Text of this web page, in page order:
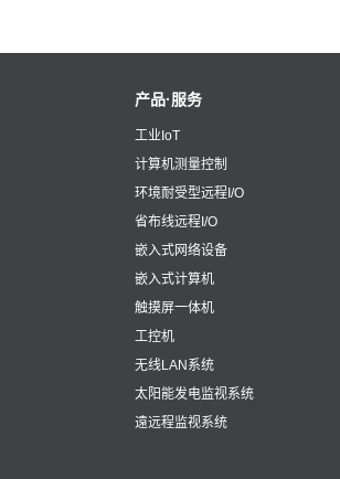
产品·服务
工业IoT
计算机测量控制
环境耐受型远程I/O
省布线远程I/O
嵌入式网络设备
嵌入式计算机
触摸屏一体机
工控机
无线LAN系统
太阳能发电监视系统
遠远程监视系统